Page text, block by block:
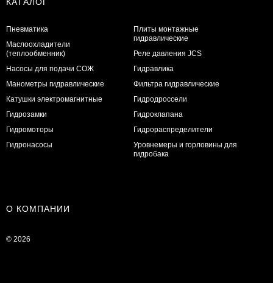
Пневматика
Маслоохладители
(теплообменник)
Насосы для подачи СОЖ
Манометры гидравлические
Катушки электромагнитные
Гидрозамки
Гидромоторы
Гидронасосы
Плиты монтажные
гидравлические
Реле давления JCS
Гидравлика
Фильтра гидравлические
Гидродроссели
Гидроклапана
Гидрораспределители
Уровнемеры и горловины для
гидробака
О КОМПАНИИ
© 2026